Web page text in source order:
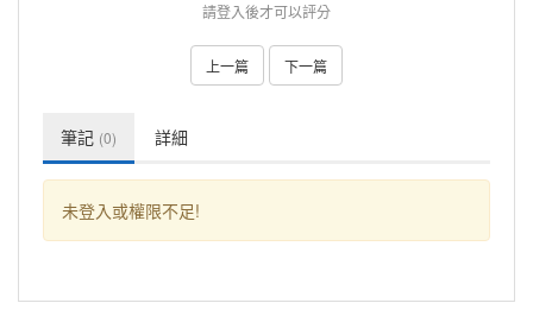
請登入後才可以評分
上一篇 下一篇
筆記 (0) 詳細
未登入或權限不足!